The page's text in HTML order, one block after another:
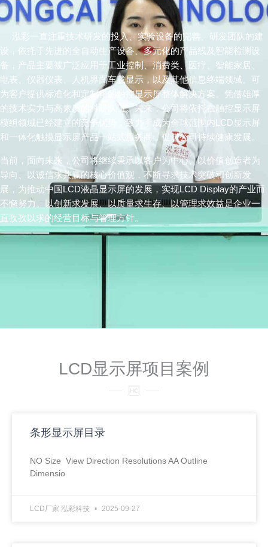
泓彩一直注重技术研发的投入、实验设备的完善、研发团队的建
设，依托于先进的全自动生产设备、多元化的产品线及智能检测设
备，产品主要被广泛应用于工业控制、消费类、医疗、智能家居、
电表、仪器仪表、人机界面车载显示，以及其他信息终端领域。可
为客户提供标准化和定制化的触控显示屏整体解决方案。凭借雄厚
的技术实力与高素质的科研队伍。未来，公司将依托在触控显示屏
模组领域已经建立的竞争优势，致力于成为全球范围内LCD显示屏
和一体化触摸显示屏产品一站式服务商，促进公司持续健康发展。
当前，面向未来，公司将继续秉承以客户为中心、以价值创造者为
导向、以诚信求共赢的核心价值观，不断寻求技术突破和创新发
展，为推动中国LCD液晶显示屏的发展，实现LCD Display的产业而
不懈努力。以创新求发展、以质量求生存、以管理求效益是企业一
直孜孜以求的经营目标与管理方针。
LCD显示屏项目案例
条形显示屏目录
NO Size View Direction Resolutions AA Outline
Dimensio
LCD厂家 泓彩科技 2025-09-27